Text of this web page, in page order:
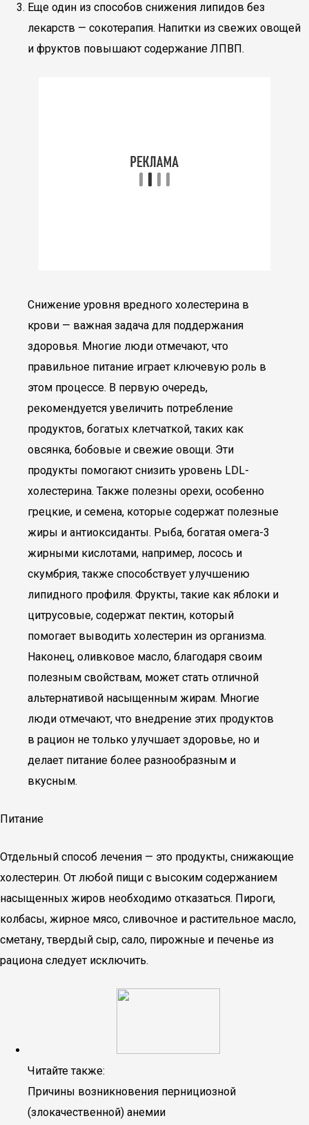
Еще один из способов снижения липидов без
лекарств — сокотерапия. Напитки из свежих овощей
и фруктов повышают содержание ЛПВП.
Снижение уровня вредного холестерина в
крови — важная задача для поддержания
здоровья. Многие люди отмечают, что
правильное питание играет ключевую роль в
этом процессе. В первую очередь,
рекомендуется увеличить потребление
продуктов, богатых клетчаткой, таких как
овсянка, бобовые и свежие овощи. Эти
продукты помогают снизить уровень LDL-
холестерина. Также полезны орехи, особенно
грецкие, и семена, которые содержат полезные
жиры и антиоксиданты. Рыба, богатая омега-3
жирными кислотами, например, лосось и
скумбрия, также способствует улучшению
липидного профиля. Фрукты, такие как яблоки и
цитрусовые, содержат пектин, который
помогает выводить холестерин из организма.
Наконец, оливковое масло, благодаря своим
полезным свойствам, может стать отличной
альтернативой насыщенным жирам. Многие
люди отмечают, что внедрение этих продуктов
в рацион не только улучшает здоровье, но и
делает питание более разнообразным и
вкусным.
Питание
Отдельный способ лечения — это продукты, снижающие
холестерин. От любой пищи с высоким содержанием
насыщенных жиров необходимо отказаться. Пироги,
колбасы, жирное мясо, сливочное и растительное масло,
сметану, твердый сыр, сало, пирожные и печенье из
рациона следует исключить.
Читайте также:
Причины возникновения пернициозной
(злокачественной) анемии